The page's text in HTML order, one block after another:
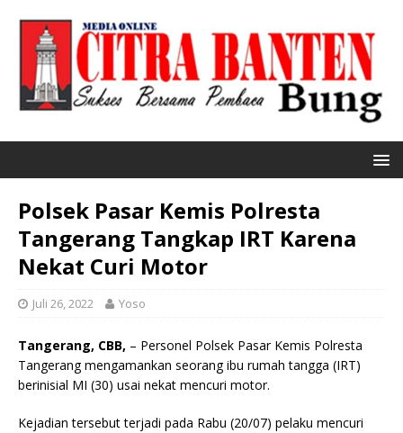
Polsek Pasar Kemis Polresta
Tangerang Tangkap IRT Karena
Nekat Curi Motor
Juli 26, 2022 Yoso
Tangerang, CBB, – Personel Polsek Pasar Kemis Polresta
Tangerang mengamankan seorang ibu rumah tangga (IRT)
berinisial MI (30) usai nekat mencuri motor.
Kejadian tersebut terjadi pada Rabu (20/07) pelaku mencuri